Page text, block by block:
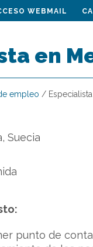
WEBMAIL
en
empleo /
Suecia
punto de